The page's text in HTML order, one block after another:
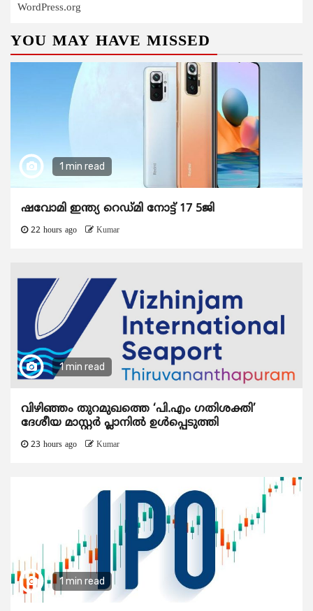
WordPress.org
YOU MAY HAVE MISSED
1 min read
ഷവോമി ഇന്ത്യ റെഡ്മി നോട്ട് 17 5ജി
22 hours ago Kumar
1 min read
വിഴിഞ്ഞം തുറമുഖത്തെ ‘പി.എം ഗതിശക്തി’
ദേശീയ മാസ്റ്റർ പ്ലാനിൽ ഉൾപ്പെടുത്തി
23 hours ago Kumar
1 min read